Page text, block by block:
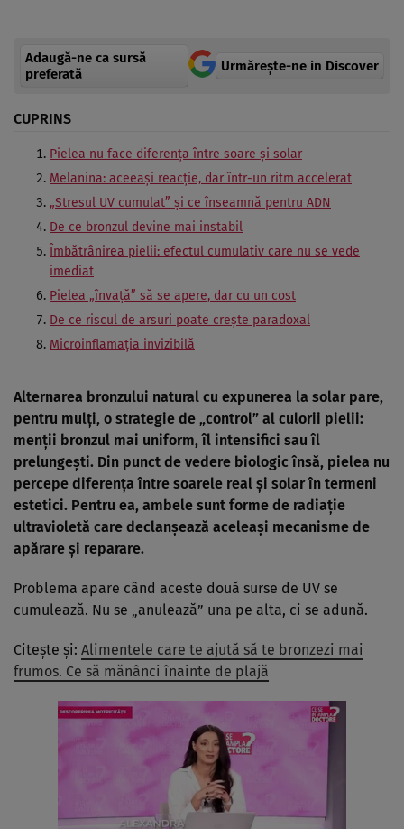
Adaugă-ne ca sursă
preferată
Urmărește-ne in Discover
CUPRINS
Pielea nu face diferența între soare și solar
Melanina: aceeași reacție, dar într-un ritm accelerat
„Stresul UV cumulat” și ce înseamnă pentru ADN
De ce bronzul devine mai instabil
Îmbătrânirea pielii: efectul cumulativ care nu se vede
imediat
Pielea „învață” să se apere, dar cu un cost
De ce riscul de arsuri poate crește paradoxal
Microinflamația invizibilă
Alternarea bronzului natural cu expunerea la solar pare,
pentru mulți, o strategie de „control” al culorii pielii:
menții bronzul mai uniform, îl intensifici sau îl
prelungești. Din punct de vedere biologic însă, pielea nu
percepe diferența între soarele real și solar în termeni
estetici. Pentru ea, ambele sunt forme de radiație
ultravioletă care declanșează aceleași mecanisme de
apărare și reparare.
Problema apare când aceste două surse de UV se
cumulează. Nu se „anulează” una pe alta, ci se adună.
Citește și: Alimentele care te ajută să te bronzezi mai
frumos. Ce să mănânci înainte de plajă